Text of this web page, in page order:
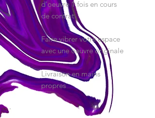
d'oeuvre 1 fois en cours
de contrat
Faire vibrer votre espace
avec une oeuvre originale
Livraison en mains
propres